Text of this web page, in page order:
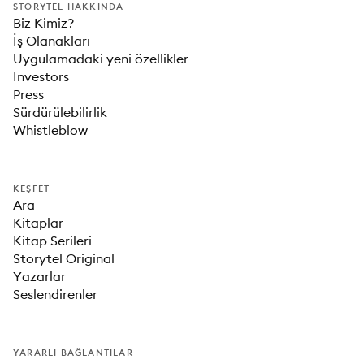
STORYTEL HAKKINDA
Biz Kimiz?
İş Olanakları
Uygulamadaki yeni özellikler
Investors
Press
Sürdürülebilirlik
Whistleblow
KEŞFET
Ara
Kitaplar
Kitap Serileri
Storytel Original
Yazarlar
Seslendirenler
YARARLI BAĞLANTILAR